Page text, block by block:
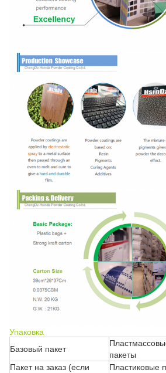
Упаковка
Базовый пакет
пакеты
Пакет на заказ (если
Пластиковые